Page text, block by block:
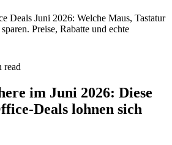
Deals Juni 2026: Welche Maus, Tastatur
Preise, Rabatte und echte
read
im Juni 2026: Diese
Deals lohnen sich